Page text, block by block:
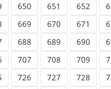
650 651 652
669 670 671
688 689 690
707 708 709
726 727 728